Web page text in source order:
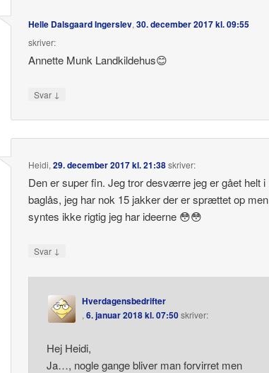
Helle Dalsgaard Ingerslev,30. december 2017 kl. 09:55
skriver:
Annette Munk Landkildehus😊
Svar ↓
Heidi,29. december 2017 kl. 21:38skriver:
Den er super fin. Jeg tror desværre jeg er gået helt i
baglås, jeg har nok 15 jakker der er sprættet op men
syntes ikke rigtig jeg har ideerne 😳😳
Svar ↓
Hverdagensbedrifter
, 6. januar 2018 kl. 07:50 skriver:
Hej Heidi,
Ja…, nogle gange bliver man forvirret men